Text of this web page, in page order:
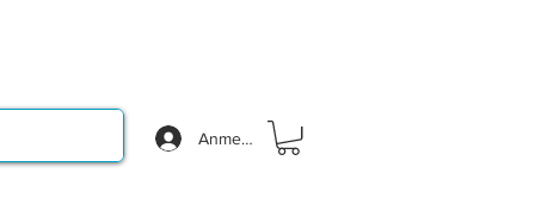
Anmelden